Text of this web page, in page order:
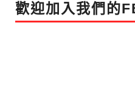
歡迎加入我們的